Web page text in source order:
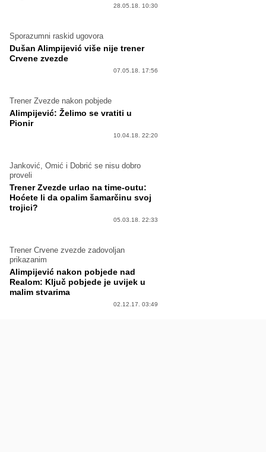
28.05.18. 10:30
Sporazumni raskid ugovora
Dušan Alimpijević više nije trener
Crvene zvezde
07.05.18. 17:56
Trener Zvezde nakon pobjede
Alimpijević: Želimo se vratiti u
Pionir
10.04.18. 22:20
Janković, Omić i Dobrić se nisu dobro
proveli
Trener Zvezde urlao na time-outu:
Hoćete li da opalim šamarčinu svoj
trojici?
05.03.18. 22:33
Trener Crvene zvezde zadovoljan
prikazanim
Alimpijević nakon pobjede nad
Realom: Ključ pobjede je uvijek u
malim stvarima
02.12.17. 03:49